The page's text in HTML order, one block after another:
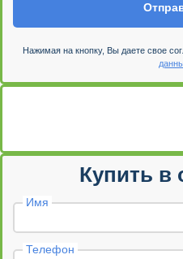
Нажимая на кнопку, Вы даете свое
Купить в
Имя
Телефон